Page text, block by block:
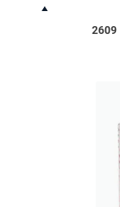
2609